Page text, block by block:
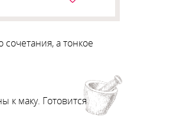
а тонкое
к маку. Готовится